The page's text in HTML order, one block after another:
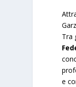
Tra
e